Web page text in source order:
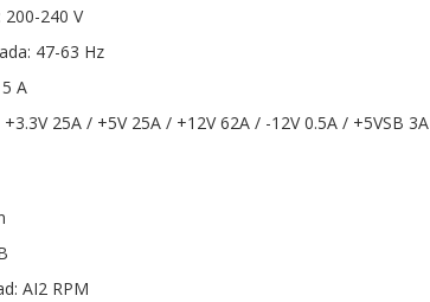
240 V
47-63 Hz
A
25A / +5V 25A / +12V 62A / -12V 0.5A / +5VSB 3A
AI2 RPM